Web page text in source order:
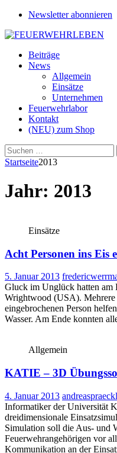
Newsletter abonnieren
Beiträge
News
Allgemein
Einsätze
Unternehmen
Feuerwehrlabor
Kontakt
(NEU) zum Shop
Suchen
nach:
Startseite2013
Jahr: 2013
Einsätze
Acht Personen ins Eis
5. Januar 2013
Gluck im Unglück hatten am
Wrightwood (USA). Mehrere
eingebrochenen Person
Wasser. Am Ende konnten
Allgemein
KATIE – 3D
4. Januar 2013
Informatiker der Universität
dreidimensionale
Simulation soll die Aus- und
Feuerwehrangehörigen vor
Kommunikation an der